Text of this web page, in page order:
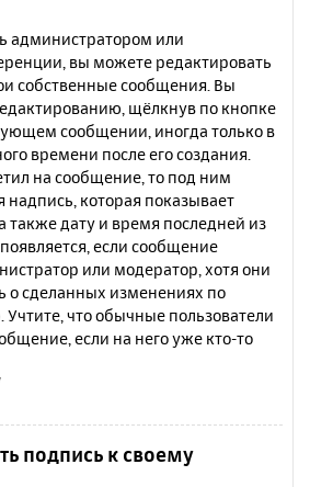
администратором или
вы можете редактировать
собственные сообщения. Вы
щёлкнув по кнопке
сообщении, иногда только в
времени после его создания.
на сообщение, то под ним
надпись, которая показывает
также дату и время последней из
если сообщение
или модератор, хотя они
о сделанных изменениях по
что обычные пользователи
если на него уже кто-то
подпись к своему